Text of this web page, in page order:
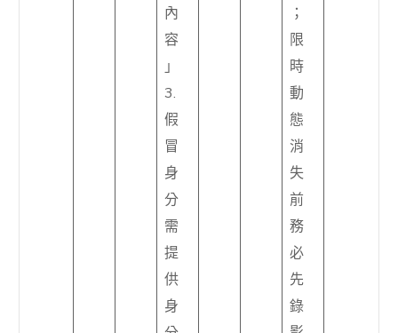
內
容
」
3.
假
冒
身
分
需
提
供
身
；
限
時
動
態
消
失
前
務
必
先
錄